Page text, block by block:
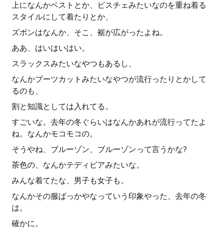
上になんかベストとか、ビスチェみたいなのを重ね着る
スタイルにして着たりとか、
ズボンはなんか、そこ、裾が広がったよね。
ああ、はいはいはい。
スラックスみたいなやつもあるし、
なんかブーツカットみたいなやつが流行ったりとかして
るのも、
割と知識としては入れてる。
すごいな。去年の冬ぐらいはなんかあれが流行ってたよ
ね。なんかモコモコの。
そうやね、ブルーゾン、ブルーゾンって言うかな?
茶色の、なんかテディビアみたいな。
みんな着てたな、男子も女子も。
なんかその服ばっかやなっていう印象やった、去年の冬
は。
確かに。